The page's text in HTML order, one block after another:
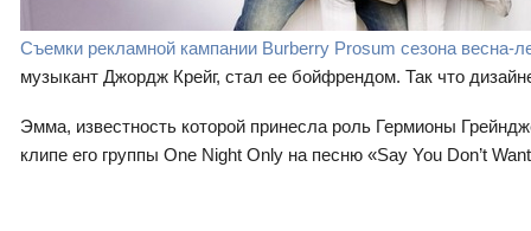
Съемки рекламной кампании Burberry Prosum сезона весна-
музыкант Джордж Крейг, стал ее бойфрендом. Так что
Эмма, известность которой принесла роль Гермионы
клипе его группы One Night Only на песню «Say You Don’t